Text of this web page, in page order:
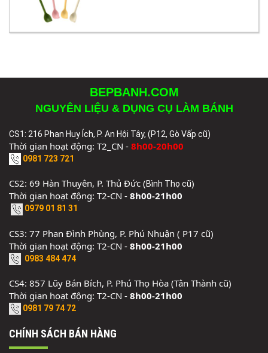
BEPBANH.COM
NGUYÊN LIỆU & DỤNG CỤ LÀM BÁNH
CS1: 216 Phan Huy Ích, P. An Hội Tây, (P12, Gò Vấp cũ)
Thời gian hoạt động: T2_CN - 8h00-20h00
0981 723 721
CS2: 69 Hàn Thuyên, P. Thủ Đức (Bình Thọ cũ)
Thời gian hoạt động: T2-CN - 8h00-21h00
0979 01 81 31
CS3: 77 Phan Đình Phùng, P. Phú Nhuận ( P17 cũ)
Thời gian hoạt động: T2-CN - 8h00-21h00
0983 484 474
CS4: 857 Lũy Bán Bích, P. Phú Thọ Hòa (Tân Thành cũ)
Thời gian hoạt động: T2-CN - 8h00-21h00
0981 79 74 72
CHÍNH SÁCH BÁN HÀNG